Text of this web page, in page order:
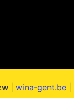
wina-gent.be